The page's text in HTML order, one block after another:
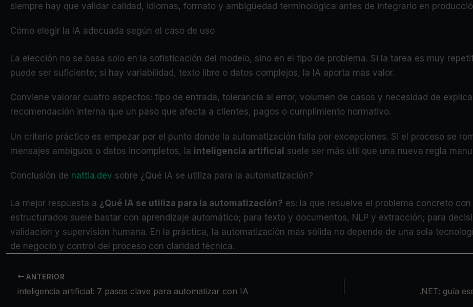
siempre hay que validar calidad, idiomas, formato y ambigüedad terminológica antes de integrarlo en
Cómo elegir la IA adecuada según el caso de uso
La elección no se basa solo en la sofisticación del modelo, sino en el tipo de problema. Si la tarea es muy
puede ser suficiente; si hay variabilidad, texto libre o datos complejos, la IA aporta más valor.
Conviene valorar cuatro aspectos: tipo de entrada, tolerancia al error, volumen de casos y necesidad de
recomendación interna que un paso que afecta a clientes, pagos o cumplimiento normativo.
Un criterio práctico es empezar por el punto donde la automatización falla por excepciones. Si el proceso se
mensajes ambiguos o datos incompletos, la inteligencia artificial suele ser más útil que una nueva regla
Conclusión de nattia.dev sobre ¿Qué IA se utiliza para la automatización?
La mejor respuesta a ¿Qué IA se utiliza para la automatización? es: la que resuelve el problema concreto
estructurados suele bastar con aprendizaje automático; para texto y documentos, NLP y extracción; para
validación y supervisión humana. En la práctica, la automatización más sólida no depende de una sola
de negocio y control del proceso con claridad técnica.
ANTERIOR
inteligencia artificial: 7 pasos clave para automatizar con IA